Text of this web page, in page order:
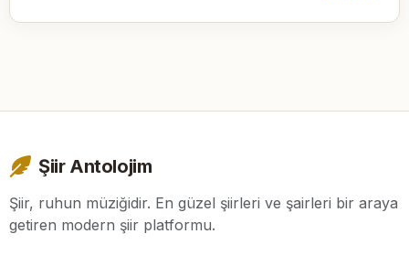
Şiir Antolojim
Şiir, ruhun müziğidir. En güzel şiirleri ve şairleri bir araya
getiren modern şiir platformu.